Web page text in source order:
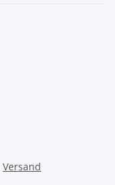
Versand